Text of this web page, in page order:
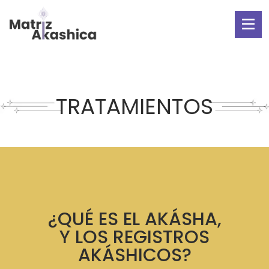
TRATAMIENTOS
¿QUÉ ES EL AKÁSHA,
Y LOS REGISTROS
AKÁSHICOS?